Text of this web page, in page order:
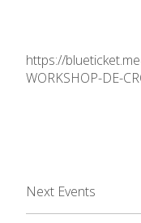
https://
WORKSHOP-DE-
Next Events